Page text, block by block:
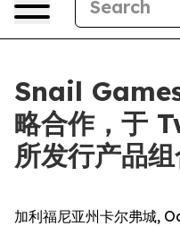
Snail
略合作，于
所发行产品
加利福尼亚州卡尔弗城,